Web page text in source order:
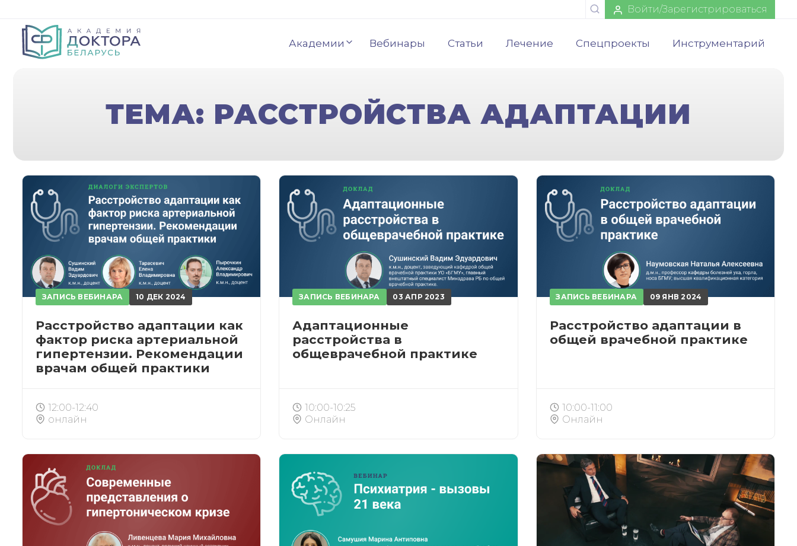
Войти/Зарегистрироваться
Академии Вебинары Статьи Лечение Спецпроекты Инструментарий
ТЕМА: РАССТРОЙСТВА АДАПТАЦИИ
ЗАПИСЬ ВЕБИНАРА 10 ДЕК 2024
Расстройство адаптации как
фактор риска артериальной
гипертензии. Рекомендации
врачам общей практики
12:00-12:40
онлайн
ЗАПИСЬ ВЕБИНАРА 03 АПР 2023
Адаптационные
расстройства в
общеврачебной практике
10:00-10:25
Онлайн
ЗАПИСЬ ВЕБИНАРА 09 ЯНВ 2024
Расстройство адаптации в
общей врачебной практике
10:00-11:00
Онлайн